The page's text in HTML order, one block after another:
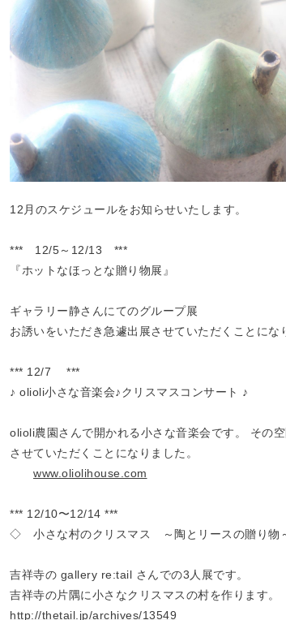
12月のスケジュールをお知らせいたします。
*** 12/5～12/13 ***
『ホットなほっとな贈り物展』
ギャラリー静さんにてのグループ展
お誘いをいただき急遽出展させていただくことにな
*** 12/7 ***
♪ olioli小さな音楽会♪クリスマスコンサート ♪
olioli農園さんで開かれる小さな音楽会です。 その
させていただくことになりました。
www.oliolihouse.com
*** 12/10〜12/14 ***
◇ 小さな村のクリスマス ～陶とリースの贈り
吉祥寺の gallery re:tail さんでの3人展です。
吉祥寺の片隅に小さなクリスマスの村を作ります。
http://thetail.jp/archives/13549